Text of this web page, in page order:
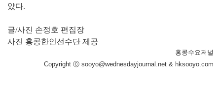
았다.
글/사진 손정호 편집장
사진 홍콩한인선수단 제공
홍콩수요저널
Copyright ⓒ sooyo@wednesdayjournal.net & hksooyo.com